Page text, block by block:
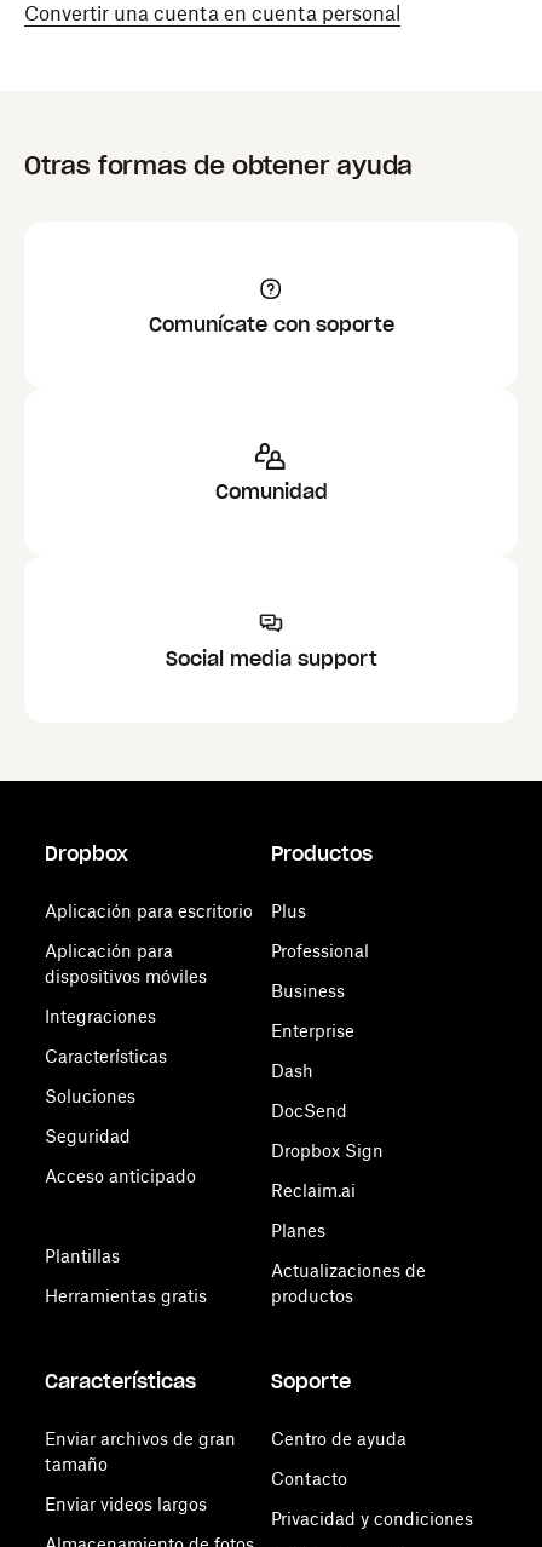
Convertir una cuenta en cuenta personal
Otras formas de obtener ayuda
Comunícate con soporte
Comunidad
Social media support
Dropbox
Aplicación para escritorio
Aplicación para
dispositivos móviles
Integraciones
Características
Soluciones
Seguridad
Acceso anticipado
Plantillas
Herramientas gratis
Productos
Plus
Professional
Business
Enterprise
Dash
DocSend
Dropbox Sign
Reclaim.ai
Planes
Actualizaciones de
productos
Características
Enviar archivos de gran
tamaño
Enviar videos largos
Soporte
Centro de ayuda
Contacto
Privacidad y condiciones